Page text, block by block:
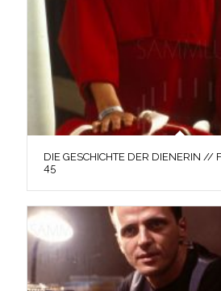
DIE GESCHICHTE DER DIENERIN
45